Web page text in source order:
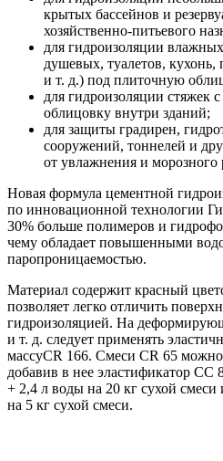
крытых бассейнов и
хозяйственно-питьевого
для гидроизоляции
душевых, туалетов,
и т. д.) под плиточную
для гидроизоляции стяжек
облицовку внутри зданий;
для защиты градирен,
сооружений, тоннелей и
от увлажнения и морозного
Новая формула цементной
по инновационной технологии
30% больше полимеров и
чему обладает повышенными
паропроницаемостью.
Материал содержит красный
позволяет легко отличить
гидроизоляцией. На
и т. д. следует применять
массуCR 166. Смеси CR 65 можно
добавив в нее эластификатор СС
+ 2,4 л воды на 20 кг сухой
на 5 кг сухой смеси.